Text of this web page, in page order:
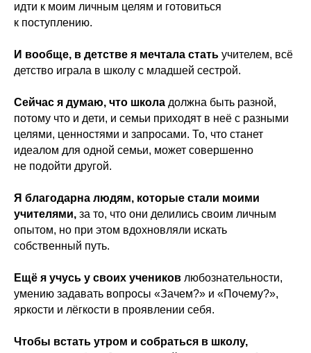
идти к моим личным целям и готовиться
к поступлению.
И вообще, в детстве я мечтала стать учителем, всё
детство играла в школу с младшей сестрой.
Сейчас я думаю, что школа должна быть разной,
потому что и дети, и семьи приходят в неё с разными
целями, ценностями и запросами. То, что станет
идеалом для одной семьи, может совершенно
не подойти другой.
Я благодарна людям, которые стали моими
учителями, за то, что они делились своим личным
опытом, но при этом вдохновляли искать
собственный путь.
Ещё я учусь у своих учеников любознательности,
умению задавать вопросы «Зачем?» и «Почему?»,
яркости и лёгкости в проявлении себя.
Чтобы встать утром и собраться в школу,